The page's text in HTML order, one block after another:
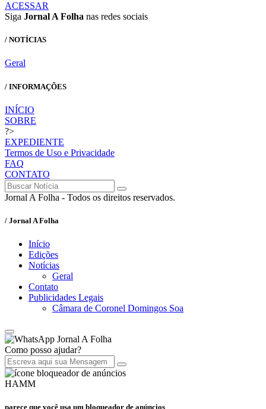
ACESSAR
Siga Jornal A Folha nas redes sociais
/ NOTÍCIAS
Geral
/ INFORMAÇÕES
INÍCIO
SOBRE
?>
EXPEDIENTE
Termos de Uso e Privacidade
FAQ
CONTATO
Jornal A Folha - Todos os direitos reservados.
/ Jornal A Folha
Início
Edições
Notícias
Geral
Contato
Publicidades Legais
Câmara de Coronel Domingos Soa
Jornal A Folha
Como posso ajudar?
HAMM
parece que você usa um bloqueador de anúncios